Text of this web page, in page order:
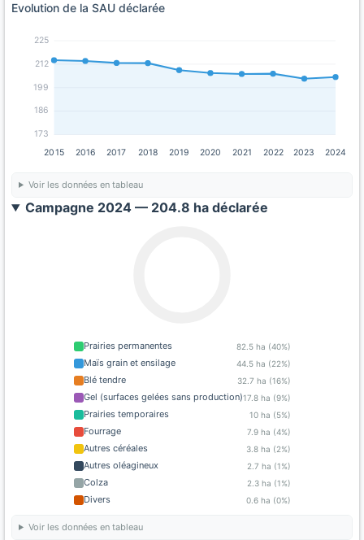
Evolution de la SAU déclarée
173
186
199
212
225
2015 2016 2017 2018 2019 2020 2021 2022 2023 2024
Voir les données en tableau
Campagne 2024 — 204.8 ha déclarée
Prairies permanentes 82.5 ha (40%)
Maïs grain et ensilage 44.5 ha (22%)
Blé tendre 32.7 ha (16%)
Gel (surfaces gelées sans production)17.8 ha (9%)
Prairies temporaires 10 ha (5%)
Fourrage 7.9 ha (4%)
Autres céréales 3.8 ha (2%)
Autres oléagineux 2.7 ha (1%)
Colza 2.3 ha (1%)
Divers 0.6 ha (0%)
Voir les données en tableau